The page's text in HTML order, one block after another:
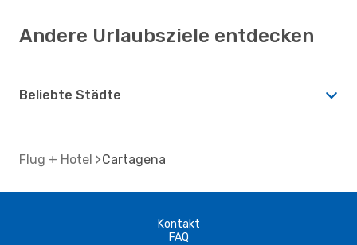
Andere Urlaubsziele entdecken
Beliebte Städte
Flug + Hotel Cartagena
Kontakt
FAQ